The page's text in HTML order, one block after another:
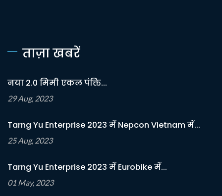
ताज़ा खबरें
नया 2.0 मिमी एकल पंक्ति...
29 Aug, 2023
Tarng Yu Enterprise 2023 में Nepcon Vietnam में...
25 Aug, 2023
Tarng Yu Enterprise 2023 में Eurobike में...
01 May, 2023